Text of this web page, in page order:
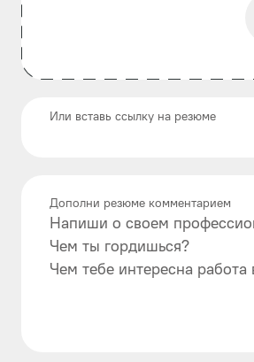
Или вставь ссылку на резюме
Напиши о своем
Чем ты гордишься?
Чем тебе интересна
Дополни резюме комментарием